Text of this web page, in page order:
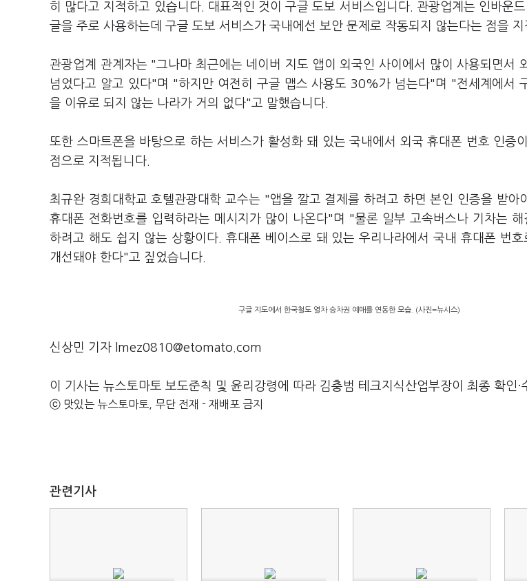
히 많다고 지적하고 있습니다. 대표적인 것이 구글 도보 서비스입니다. 관광업계는 인바운
글을 주로 사용하는데 구글 도보 서비스가 국내에선 보안 문제로 작동되지 않는다는 점을 지
관광업계 관계자는 "그나마 최근에는 네이버 지도 앱이 외국인 사이에서 많이 사용되면서
넘었다고 알고 있다"며 "하지만 여전히 구글 맵스 사용도 30%가 넘는다"며 "전세계에서
을 이유로 되지 않는 나라가 거의 없다"고 말했습니다.
또한 스마트폰을 바탕으로 하는 서비스가 활성화 돼 있는 국내에서 외국 휴대폰 번호 인증
점으로 지적됩니다.
최규완 경희대학교 호텔관광대학 교수는 "앱을 깔고 결제를 하려고 하면 본인 인증을 받아
휴대폰 전화번호를 입력하라는 메시지가 많이 나온다"며 "물론 일부 고속버스나 기차는 해
하려고 해도 쉽지 않는 상황이다. 휴대폰 베이스로 돼 있는 우리나라에서 국내 휴대폰 번
개선돼야 한다"고 짚었습니다.
구글 지도에서 한국철도 열차 승차권 예매를 연동한 모습. (사진=뉴시스)
신상민 기자 lmez0810@etomato.com
이 기사는 뉴스토마토 보도준칙 및 윤리강령에 따라 김충범 테크지식산업부장이 최종 확인·
ⓒ 맛있는 뉴스토마토, 무단 전재 - 재배포 금지
관련기사